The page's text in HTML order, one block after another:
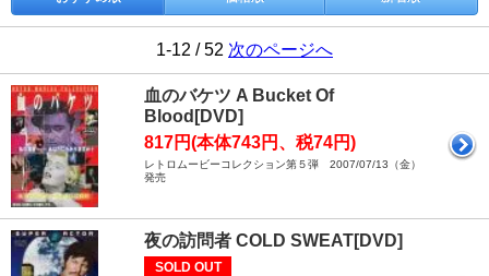
1-12 / 52 次のページへ
血のバケツ A Bucket Of
Blood[DVD]
817円(本体743円、税74円)
レトロムービーコレクション第５弾 2007/07/13（金）
発売
夜の訪問者 COLD SWEAT[DVD]
SOLD OUT